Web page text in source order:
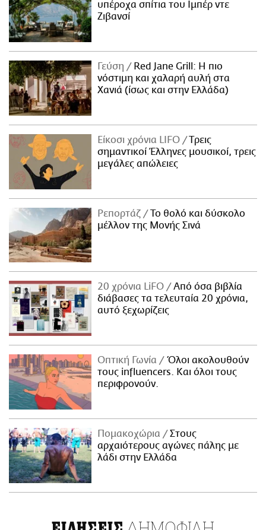
υπέροχα σπίτια του Ιμπέρ ντε
Ζιβανσί
Γεύση
Red Jane Grill: Η πιο
νόστιμη και χαλαρή αυλή στα
Χανιά (ίσως και στην Ελλάδα)
Είκοσι χρόνια LIFO
Tρεις
σημαντικοί Έλληνες μουσικοί, τρεις
μεγάλες απώλειες
Ρεπορτάζ
Το θολό και δύσκολο
μέλλον της Μονής Σινά
20 χρόνια LiFO
Από όσα βιβλία
διάβασες τα τελευταία 20 χρόνια,
αυτό ξεχωρίζεις
Οπτική Γωνία
Όλοι ακολουθούν
τους influencers. Και όλοι τους
περιφρονούν.
Πομακοχώρια
Στους
αρχαιότερους αγώνες πάλης με
λάδι στην Ελλάδα